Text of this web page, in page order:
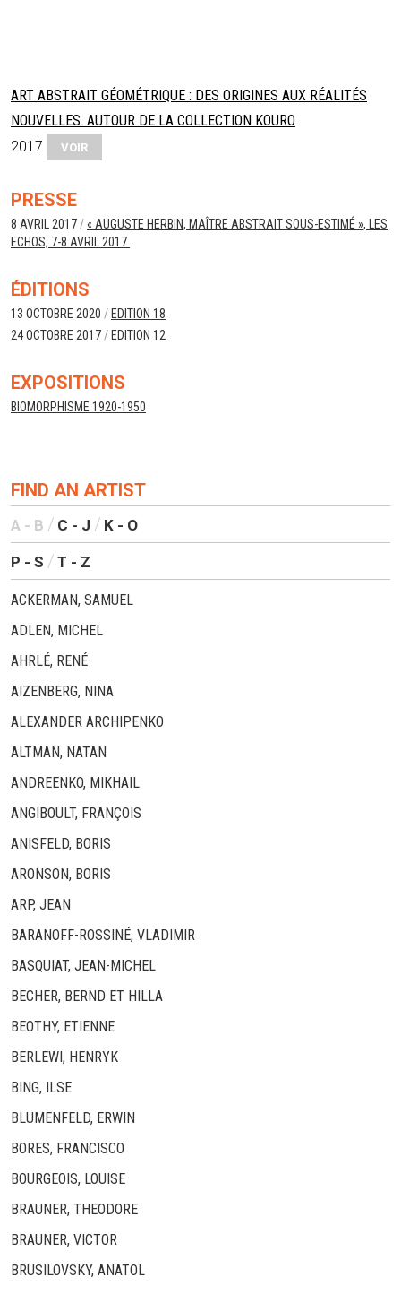
ART ABSTRAIT GÉOMÉTRIQUE : DES ORIGINES AUX RÉALITÉS
NOUVELLES. AUTOUR DE LA COLLECTION KOURO
2017
VOIR
PRESSE
8 AVRIL 2017 /« AUGUSTE HERBIN, MAÎTRE ABSTRAIT SOUS-ESTIMÉ », LES
ECHOS, 7-8 AVRIL 2017.
ÉDITIONS
13 OCTOBRE 2020 / EDITION 18
24 OCTOBRE 2017 / EDITION 12
EXPOSITIONS
BIOMORPHISME 1920-1950
FIND AN ARTIST
A - B C - J K - O
P - S T - Z
ACKERMAN, SAMUEL
ADLEN, MICHEL
AHRLÉ, RENÉ
AIZENBERG, NINA
ALEXANDER ARCHIPENKO
ALTMAN, NATAN
ANDREENKO, MIKHAIL
ANGIBOULT, FRANÇOIS
ANISFELD, BORIS
ARONSON, BORIS
ARP, JEAN
BARANOFF-ROSSINÉ, VLADIMIR
BASQUIAT, JEAN-MICHEL
BECHER, BERND ET HILLA
BEOTHY, ETIENNE
BERLEWI, HENRYK
BING, ILSE
BLUMENFELD, ERWIN
BORES, FRANCISCO
BOURGEOIS, LOUISE
BRAUNER, THEODORE
BRAUNER, VICTOR
BRUSILOVSKY, ANATOL